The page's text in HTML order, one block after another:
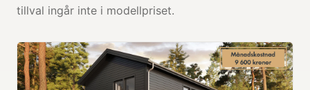
tillval ingår inte i modellpriset.